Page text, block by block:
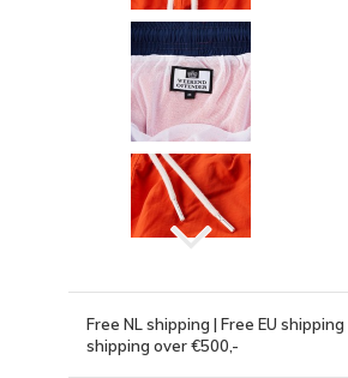
Free NL shipping | Free EU
shipping over €500,-